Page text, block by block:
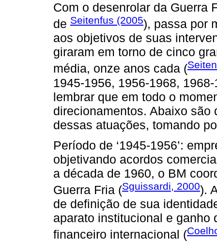
Com o desenrolar da Guerra
de Seitenfus (2005), passa por
aos objetivos de suas
giraram em torno de cinco
média, onze anos cada (
1945-1956, 1956-1968,
lembrar que em todo o
direcionamentos. Abaixo
dessas atuações, tomando
Período de ‘1945-1956’:
objetivando acordos
a década de 1960, o BM
Guerra Fria (Sguissardi, 2000).
de definição de sua
aparato institucional e ganho
financeiro internacional (